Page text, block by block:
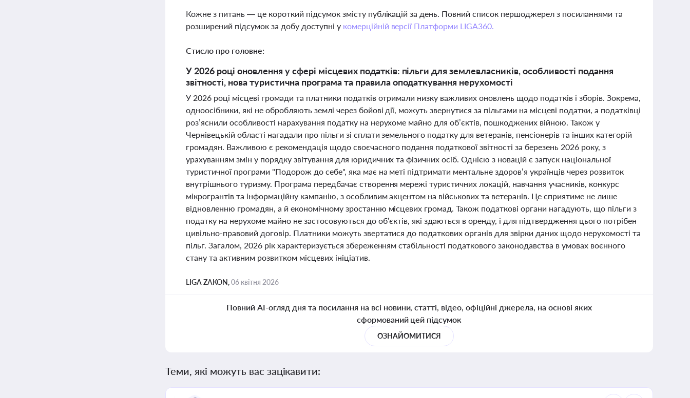
Кожне з питань — це короткий підсумок змісту публікацій за день. Повний список першоджерел з посиланнями та
розширений підсумок за добу доступні у комерційній версії Платформи LIGA360.
Стисло про головне:
У 2026 році оновлення у сфері місцевих податків: пільги для землевласників, особливості подання
звітності, нова туристична програма та правила оподаткування нерухомості
У 2026 році місцеві громади та платники податків отримали низку важливих оновлень щодо податків і зборів. Зокрема,
одноосібники, які не обробляють землі через бойові дії, можуть звернутися за пільгами на місцеві податки, а податківці
роз’яснили особливості нарахування податку на нерухоме майно для об’єктів, пошкоджених війною. Також у
Чернівецькій області нагадали про пільги зі сплати земельного податку для ветеранів, пенсіонерів та інших категорій
громадян. Важливою є рекомендація щодо своєчасного подання податкової звітності за березень 2026 року, з
урахуванням змін у порядку звітування для юридичних та фізичних осіб. Однією з новацій є запуск національної
туристичної програми "Подорож до себе", яка має на меті підтримати ментальне здоров’я українців через розвиток
внутрішнього туризму. Програма передбачає створення мережі туристичних локацій, навчання учасників, конкурс
мікрогрантів та інформаційну кампанію, з особливим акцентом на військових та ветеранів. Це сприятиме не лише
відновленню громадян, а й економічному зростанню місцевих громад. Також податкові органи нагадують, що пільги з
податку на нерухоме майно не застосовуються до об’єктів, які здаються в оренду, і для підтвердження цього потрібен
цивільно-правовий договір. Платники можуть звертатися до податкових органів для звірки даних щодо нерухомості та
пільг. Загалом, 2026 рік характеризується збереженням стабільності податкового законодавства в умовах воєнного
стану та активним розвитком місцевих ініціатив.
LIGA ZAKON,06 квітня 2026
Повний AI-огляд дня та посилання на всі новини, статті, відео, офіційні джерела, на основі яких
сформований цей підсумок
ОЗНАЙОМИТИСЯ
Теми, які можуть вас зацікавити: